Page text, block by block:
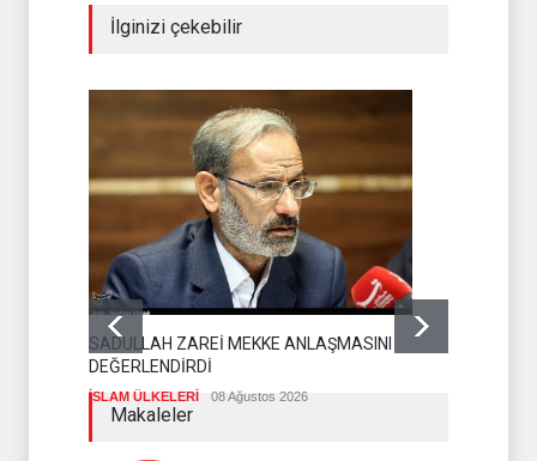
İlginizi çekebilir
SADULLAH ZAREİ MEKKE ANLAŞMASINI
DEĞERLENDİRDİ
İSLAM ÜLKELERİ 08 Ağustos 2026
Makaleler